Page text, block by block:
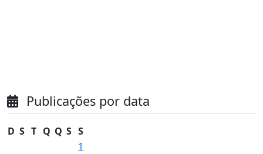
Publicações por data
D S T Q Q S S
1